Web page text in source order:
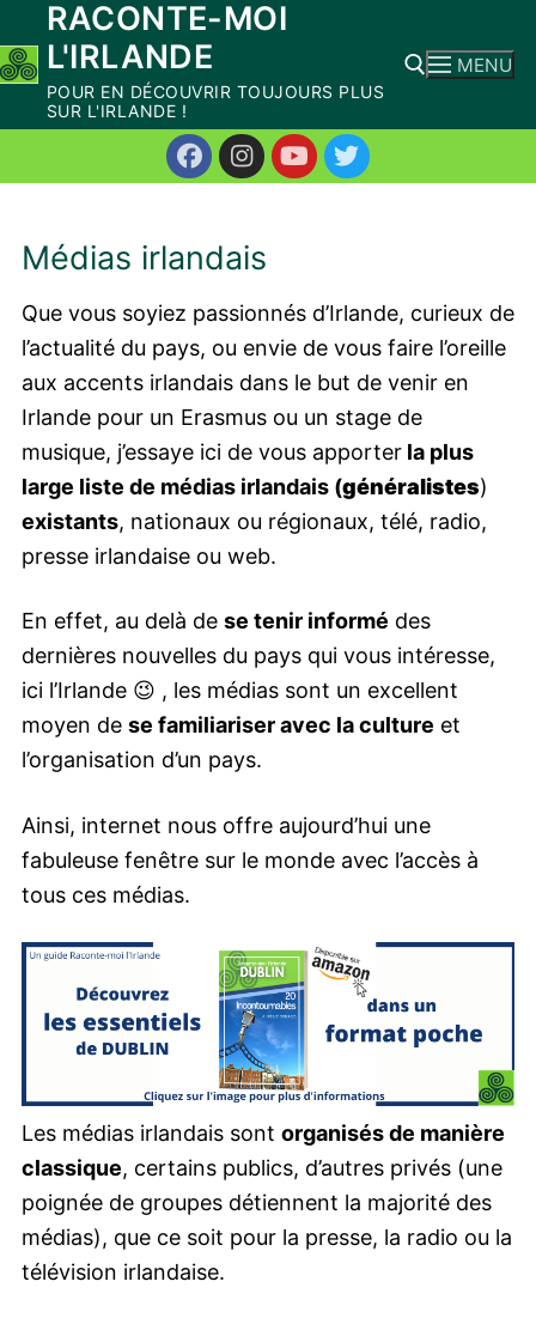
au
contenu
RACONTE-MOI
L'IRLANDE
POUR EN DÉCOUVRIR TOUJOURS PLUS
SUR L'IRLANDE !
Rechercher :
MENU
Médias irlandais
Que vous soyiez passionnés d’Irlande, curieux de
l’actualité du pays, ou envie de vous faire l’oreille
aux accents irlandais dans le but de venir en
Irlande pour un Erasmus ou un stage de
musique, j’essaye ici de vous apporter la plus
large liste de médias irlandais (généralistes)
existants, nationaux ou régionaux, télé, radio,
presse irlandaise ou web.
En effet, au delà de se tenir informé des
dernières nouvelles du pays qui vous intéresse,
ici l’Irlande 😉 , les médias sont un excellent
moyen de se familiariser avec la culture et
l’organisation d’un pays.
Ainsi, internet nous offre aujourd’hui une
fabuleuse fenêtre sur le monde avec l’accès à
tous ces médias.
Les médias irlandais sont organisés de manière
classique, certains publics, d’autres privés (une
poignée de groupes détiennent la majorité des
médias), que ce soit pour la presse, la radio ou la
télévision irlandaise.